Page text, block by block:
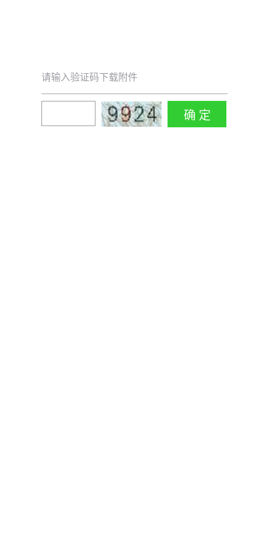
请输入验证码下载附件